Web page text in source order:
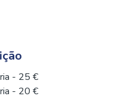
- 25 €
- 20 €